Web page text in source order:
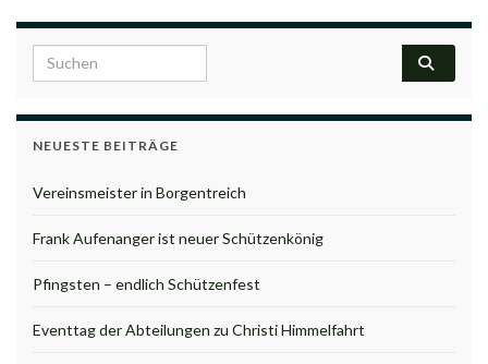
Search for:
NEUESTE BEITRÄGE
Vereinsmeister in Borgentreich
Frank Aufenanger ist neuer Schützenkönig
Pfingsten – endlich Schützenfest
Eventtag der Abteilungen zu Christi Himmelfahrt